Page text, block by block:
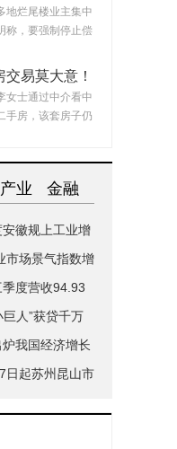
停贷这一步可
贷后果由谁
地烂尾楼业主集中
称，要强制停止偿
交易莫大意！
抵押如何确保
金安全?
女士通过中介看中
手房，该套房子仍
产业 金融
徽规上工业增
市场景气指数增
平度营收94.93
巨人”获贷千万
助企1454家
我国经济增长
日起苏州昆山市